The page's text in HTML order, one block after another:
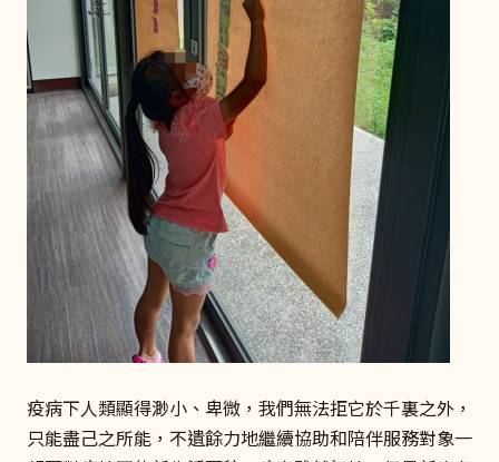
疫病下人類顯得渺小、卑微，我們無法拒它於千裏之外，
只能盡己之所能，不遺餘力地繼續協助和陪伴服務對象一